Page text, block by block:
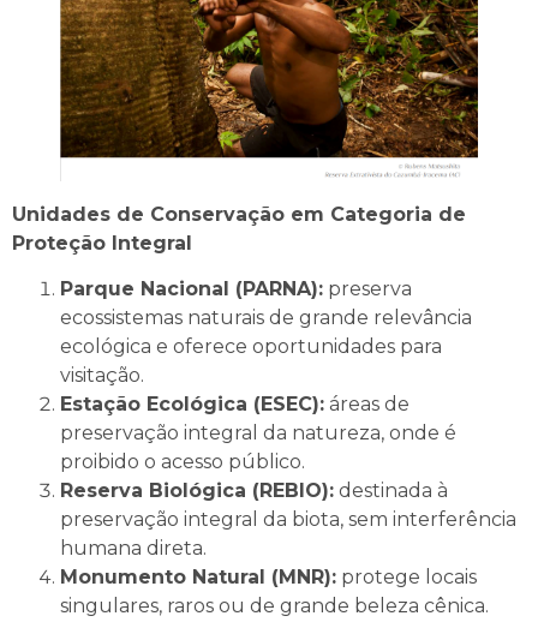
Unidades de Conservação em Categoria de
Proteção Integral
Parque Nacional (PARNA): preserva
ecossistemas naturais de grande relevância
ecológica e oferece oportunidades para
visitação.
Estação Ecológica (ESEC): áreas de
preservação integral da natureza, onde é
proibido o acesso público.
Reserva Biológica (REBIO): destinada à
preservação integral da biota, sem interferência
humana direta.
Monumento Natural (MNR): protege locais
singulares, raros ou de grande beleza cênica.